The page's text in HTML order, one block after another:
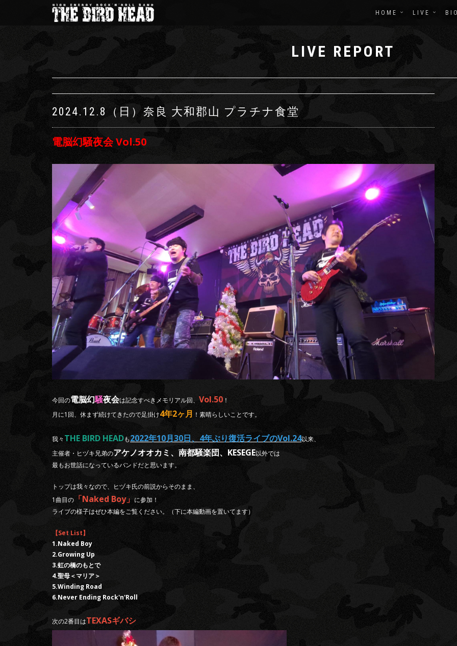
HOME LIVE
LIVE REPORT
2024.12.8（日） 奈良 大和郡山 プラチナ食堂
電脳幻騒夜会 Vol.50
今回の電脳幻騒夜会は記念すべきメモリアル回、 Vol.50 ！
月に1回、休まず続けてきたので足掛け4年2ヶ月 ！素晴らしいことです。
我々THE BIRD HEADも2022年10月30日、4年ぶり復活ライブのVol.24以来、
主催者・ヒヅキ兄弟のアケノオオカミ、南都騒楽団、KESEGE以外では
最もお世話になっているバンドだと思います。
トップは我々なので、ヒヅキ氏の前説からそのまま、
1曲目の 「Naked Boy」 に参加！
ライブの様子はぜひ本編をご覧ください。（下に本編動画を置いてます）
【Set List】
1.Naked Boy
2.Growing Up
3.虹の橋のもとで
4.聖母＜マリア＞
5.Winding Road
6.Never Ending Rock'n'Roll
次の2番目はTEXASギバシ